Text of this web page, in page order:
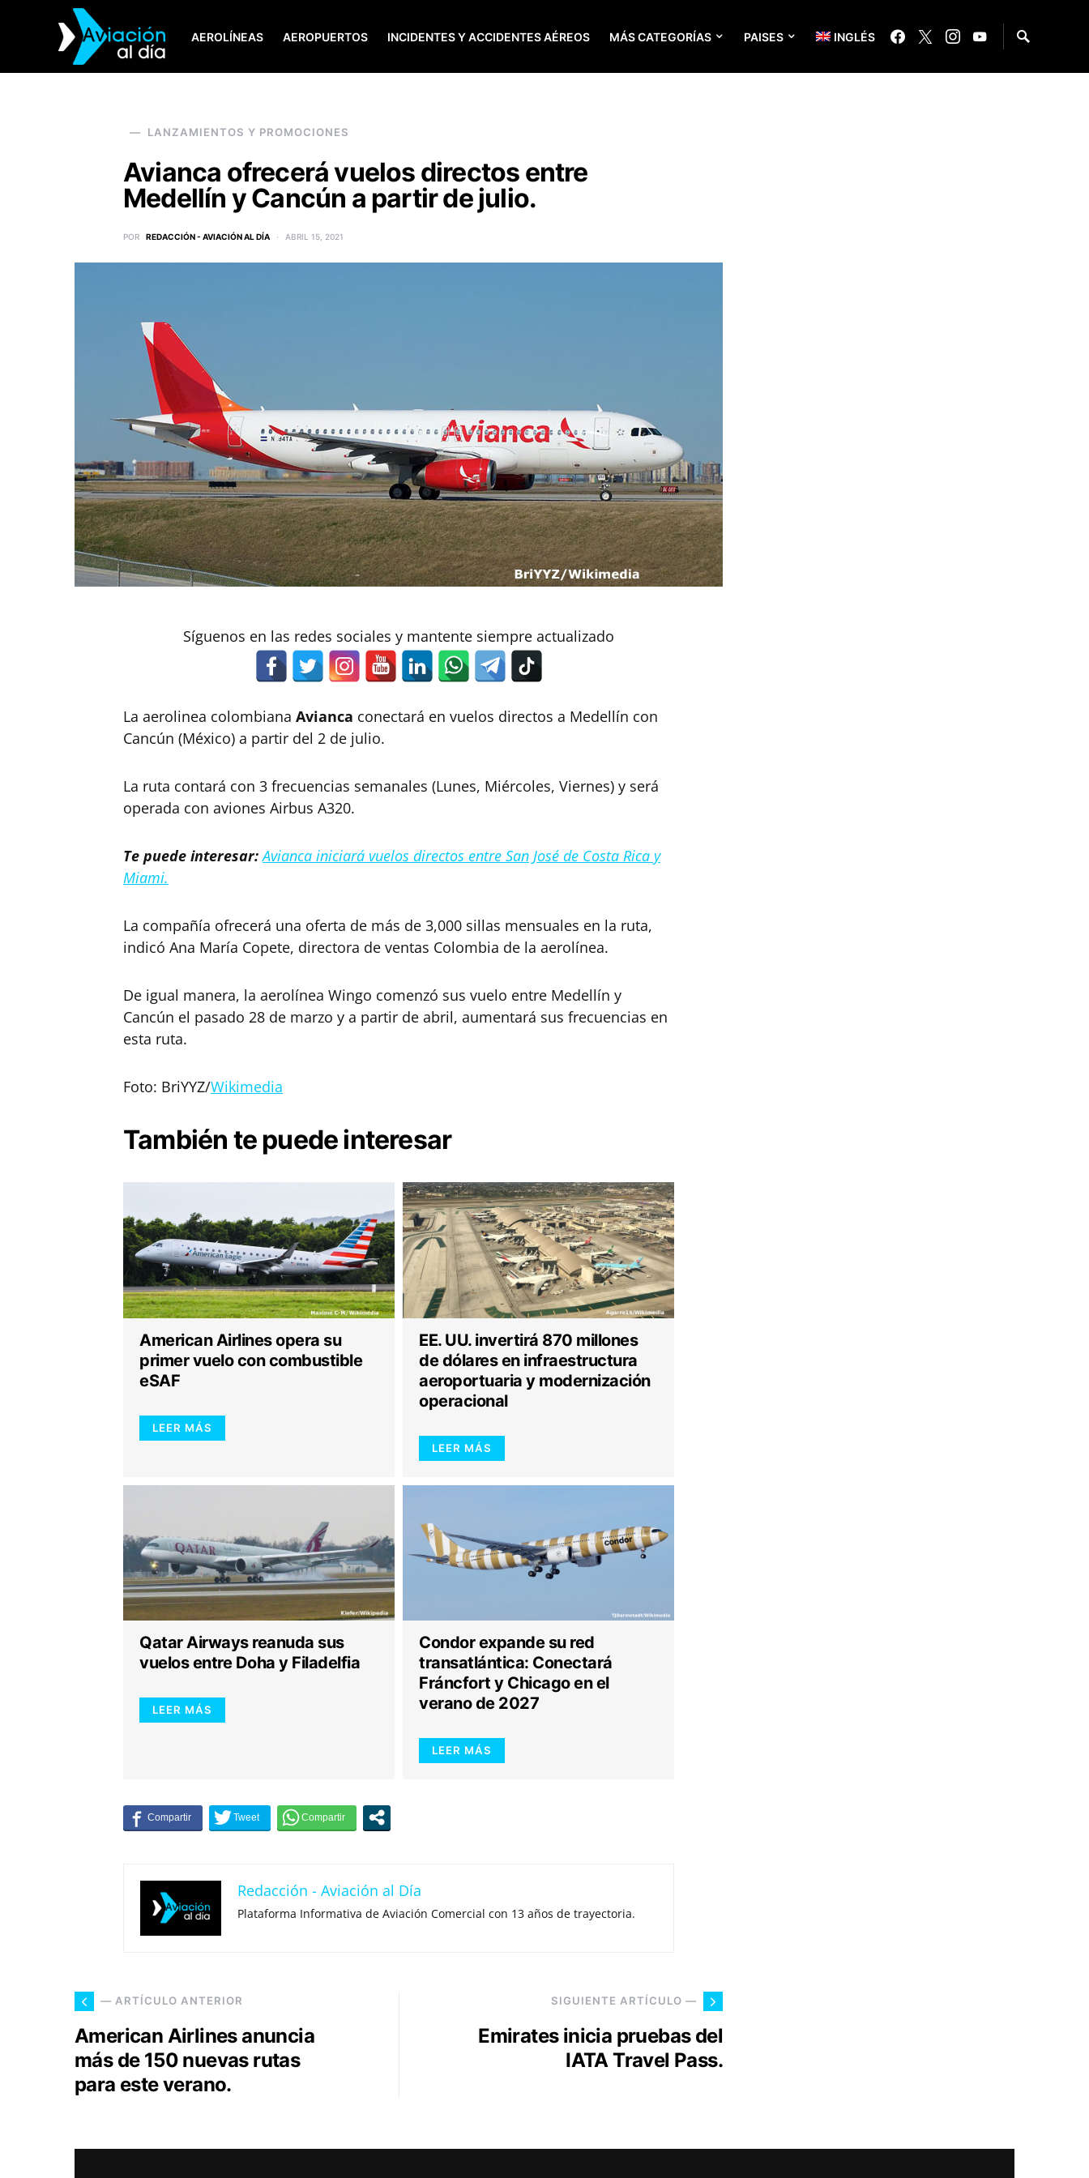
AEROLÍNEAS AEROPUERTOS INCIDENTES Y ACCIDENTES AÉREOS MÁS CATEGORÍAS PAISES INGLÉS
SEARCH FOR:
LANZAMIENTOS Y PROMOCIONES
Avianca ofrecerá vuelos directos entre
Medellín y Cancún a partir de julio.
POR REDACCIÓN - AVIACIÓN AL DÍA ABRIL 15, 2021
Síguenos en las redes sociales y mantente siempre actualizado
La aerolinea colombiana Avianca conectará en vuelos directos a Medellín con
Cancún (México) a partir del 2 de julio.
La ruta contará con 3 frecuencias semanales (Lunes, Miércoles, Viernes) y será
operada con aviones Airbus A320.
Te puede interesar:Avianca iniciará vuelos directos entre San José de Costa Rica y
Miami.
La compañía ofrecerá una oferta de más de 3,000 sillas mensuales en la ruta,
indicó Ana María Copete, directora de ventas Colombia de la aerolínea.
De igual manera, la aerolínea Wingo comenzó sus vuelo entre Medellín y
Cancún el pasado 28 de marzo y a partir de abril, aumentará sus frecuencias en
esta ruta.
Foto: BriYYZ/Wikimedia
También te puede interesar
American Airlines opera su
primer vuelo con combustible
eSAF
LEER MÁS
EE. UU. invertirá 870 millones
de dólares en infraestructura
aeroportuaria y modernización
operacional
LEER MÁS
Qatar Airways reanuda sus
vuelos entre Doha y Filadelfia
LEER MÁS
Condor expande su red
transatlántica: Conectará
Fráncfort y Chicago en el
verano de 2027
LEER MÁS
Redacción - Aviación al Día
Plataforma Informativa de Aviación Comercial con 13 años de trayectoria.
— ARTÍCULO ANTERIOR
American Airlines anuncia
más de 150 nuevas rutas
para este verano.
SIGUIENTE ARTÍCULO —
Emirates inicia pruebas del
IATA Travel Pass.